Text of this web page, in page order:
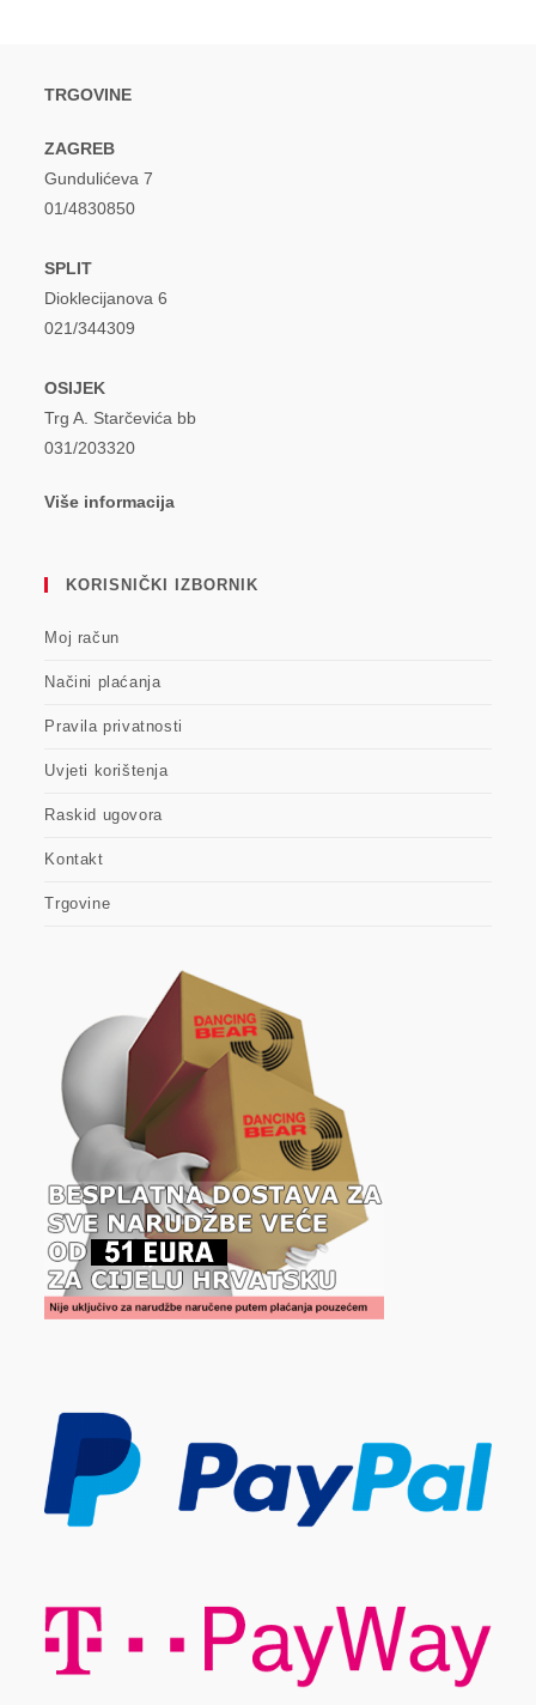
TRGOVINE
ZAGREB
Gundulićeva 7
01/4830850
SPLIT
Dioklecijanova 6
021/344309
OSIJEK
Trg A. Starčevića bb
031/203320
Više informacija
KORISNIČKI IZBORNIK
Moj račun
Načini plaćanja
Pravila privatnosti
Uvjeti korištenja
Raskid ugovora
Kontakt
Trgovine